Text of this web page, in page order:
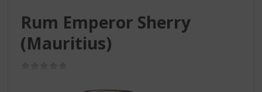
Rum Emperor Sherry
(Mauritius)